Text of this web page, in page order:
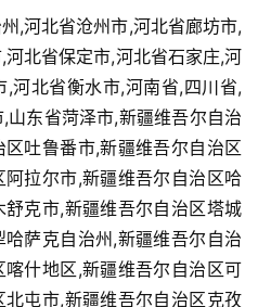
,河北省沧州市,河北省廊坊市,
北省保定市,河北省石家庄,河
河北省衡水市,河南省,四川省,
山东省菏泽市,新疆维吾尔自治
吐鲁番市,新疆维吾尔自治区
拉尔市,新疆维吾尔自治区哈
克市,新疆维吾尔自治区塔城
萨克自治州,新疆维吾尔自治
什地区,新疆维吾尔自治区可
屯市,新疆维吾尔自治区克孜